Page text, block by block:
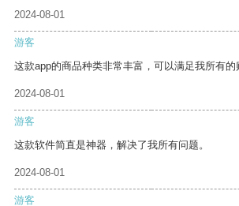
2024-08-01
游客
这款app的商品种类非常丰富，可以满足我所有的
2024-08-01
游客
这款软件简直是神器，解决了我所有问题。
2024-08-01
游客